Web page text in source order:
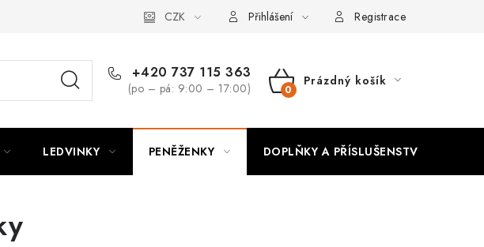
CZK Přihlášení Registrace
+420 737 115 363
(po – pá: 9:00 – 17:00)
NÁKUPNÍ
Prázdný košík
LEDVINKY PENĚŽENKY DOPLŇKY A PŘÍSLUŠENSTVÍ